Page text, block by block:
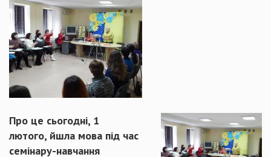
Про це сьогодні, 1
лютого, йшла мова під час
семінару-навчання